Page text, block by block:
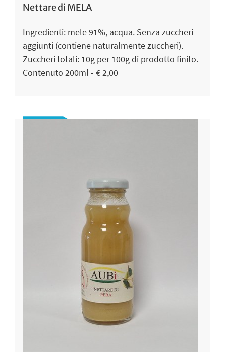
Nettare di MELA
Ingredienti: mele 91%, acqua. Senza zuccheri
aggiunti (contiene naturalmente zuccheri).
Zuccheri totali: 10g per 100g di prodotto finito.
Contenuto 200ml - € 2,00